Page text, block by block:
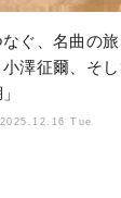
なぐ、名曲の
澤征爾、そ
2025.12.16 Tue